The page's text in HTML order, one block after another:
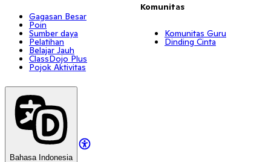
Gagasan Besar
Poin
Sumber daya
Pelatihan
Belajar Jauh
ClassDojo Plus
Pojok Aktivitas
Komunitas
Komunitas Guru
Dinding Cinta
Bahasa Indonesia